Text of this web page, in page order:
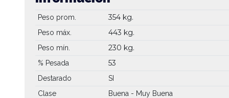
Peso prom. 354 kg.
Peso máx. 443 kg.
Peso mín. 230 kg.
% Pesada 53
Destarado
SI
Clase
Buena - Muy Buena